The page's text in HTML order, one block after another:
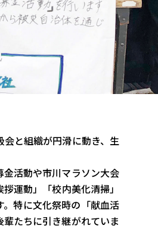
と組織が円滑に動き、生
活動や市川マラソン大会
運動」「校内美化清掃」
。特に文化祭時の「献血活
たちに引き継がれていま